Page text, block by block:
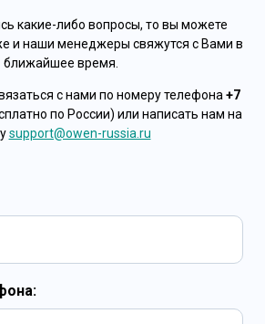
какие-либо вопросы, то вы можете
и наши менеджеры свяжутся с Вами в
ближайшее время.
с нами по номеру телефона +7
по России) или написать нам на
support@owen-russia.ru